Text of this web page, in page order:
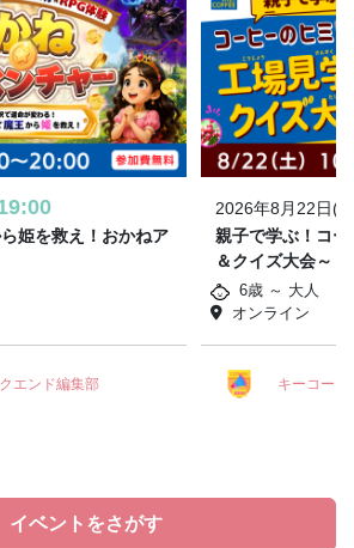
姫を救え！おかねア
エンド編集部
2026年8月22日(
親子で学ぶ！コ
＆クイズ大会～
6歳 ～ 大人
オンライン
キーコーヒ
イベントをさがす